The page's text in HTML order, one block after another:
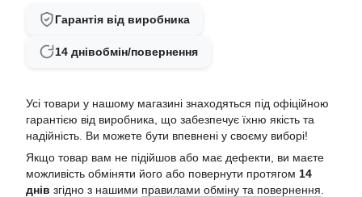
Гарантія від виробника
14 днівобмін/повернення
Усі товари у нашому магазині знаходяться під офіційною
гарантією від виробника, що забезпечує їхню якість та
надійність. Ви можете бути впевнені у своєму виборі!
Якщо товар вам не підійшов або має дефекти, ви маєте
можливість обміняти його або повернути протягом 14
днів згідно з нашими правилами обміну та повернення